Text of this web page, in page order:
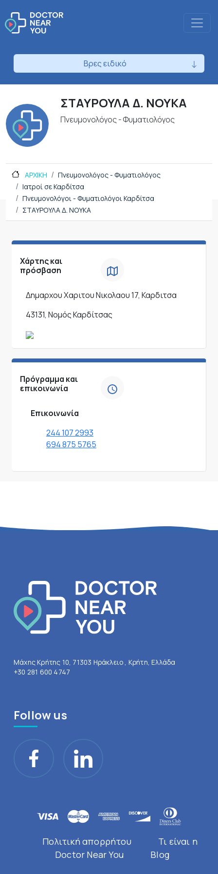
Βρες ειδικό
ΣΤΑΥΡΟΥΛΑ Δ. ΝΟΥΚΑ
Πνευμονολόγος - Φυματιολόγος
ΑΡΧΙΚΗ
Πνευμονολόγος - Φυματιολόγος
Ιατροί σε Καρδίτσα
Πνευμονολόγοι - Φυματιολόγοι Καρδίτσα
ΣΤΑΥΡΟΥΛΑ Δ. ΝΟΥΚΑ
Χάρτης και
πρόσβαση
Δημαρχου Χαριτου Νικολαου 17, Καρδιτσα
43131, Νομός Καρδίτσας
Πρόγραμμα και
επικοινωνία
Επικοινωνία
244 107 2993
694 875 5765
Μάχης Κρήτης 10, 71303 Ηράκλειο , Κρήτη, Ελλάδα
+30 281 600 4747
Follow us
Πολιτική απορρήτου
Τι είναι η
Doctor Near You
Blog